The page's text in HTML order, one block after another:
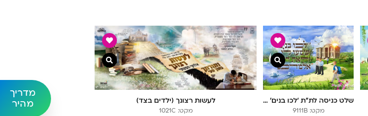
מדריך
מהיר
צפייה מהירה
שלט כניסה לת”ת ‘לכו בנים’ בטבע בלי מסגרת
מקט: 9111B
צפייה מהירה
לעשות רצונך (ילדים בצד)
מקט: 1021C
צפייה מהירה